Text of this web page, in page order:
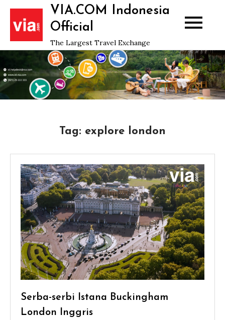
Skip
content
VIA.COM Indonesia
Official
The Largest Travel Exchange
Tag: explore london
Serba-serbi Istana Buckingham
London Inggris